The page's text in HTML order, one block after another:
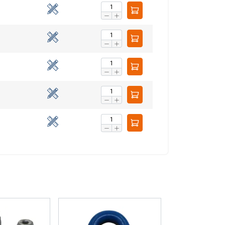
pat dalijamės
kurie gali
jų
Neklasifikuojami